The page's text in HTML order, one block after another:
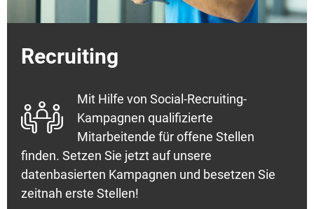
Recruiting

Mit Hilfe von Social-Recruiting-
Kampagnen qualifizierte
Mitarbeitende für offene Stellen
finden. Setzen Sie jetzt auf unsere
datenbasierten Kampagnen und besetzen Sie
zeitnah erste Stellen!